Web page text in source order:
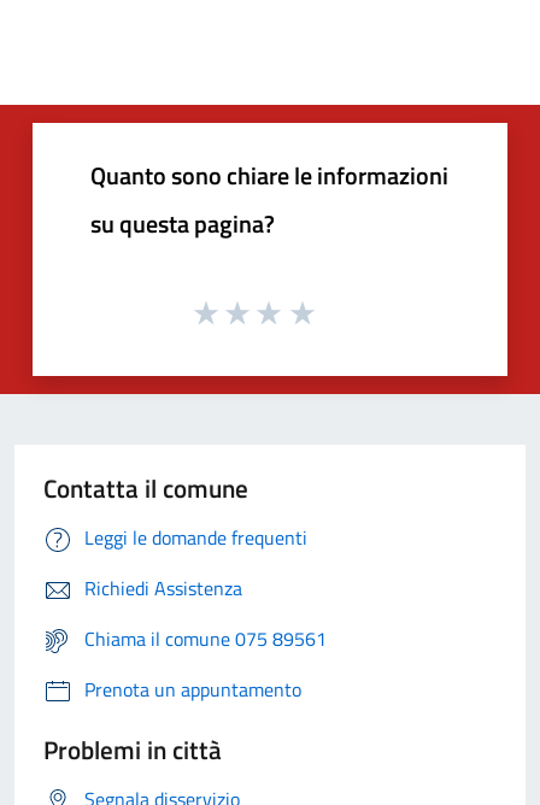
Quanto sono chiare le informazioni
su questa pagina?
Contatta il comune
Leggi le domande frequenti
Richiedi Assistenza
Chiama il comune 075 89561
Prenota un appuntamento
Problemi in città